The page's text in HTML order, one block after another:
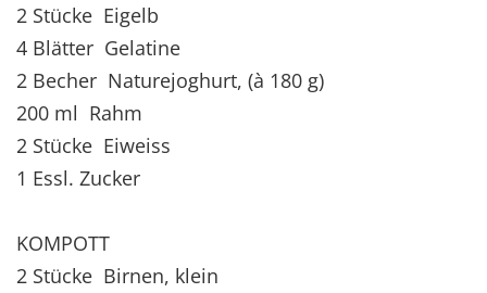
2 Stücke Eigelb
4 Blätter Gelatine
2 Becher Naturejoghurt, (à 180 g)
200 ml Rahm
2 Stücke Eiweiss
1 Essl. Zucker
KOMPOTT
2 Stücke Birnen, klein